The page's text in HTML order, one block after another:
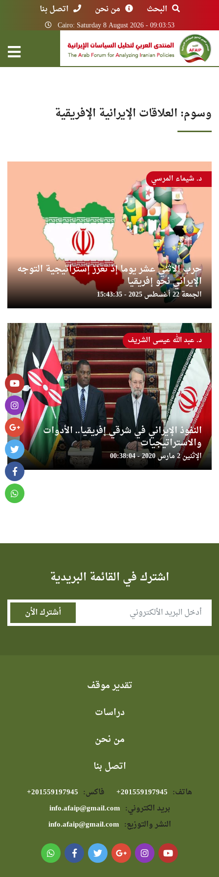
البحث من نحن اتصل بنا
Cairo: Saturday 8 August 2026 - 09:03:53
وسوم: العلاقات الإيرانية الإفريقية
حرب الاثني عشر يوما إذ تعزز إستراتيجية التوجه
الإيراني نحو إفريقيا
الجمعة 22 أغسطس 2025 - 15:43:35
د. شيماء المرسي
النفوذ الإيراني في شرقي إفريقيا.. الأدوات
والاستراتيجيات
الإثنين 2 مارس 2020 - 00:38:04
د. عبد الله عيسى الشريف
اشترك في القائمة البريدية
تقدير موقف
دراسات
من نحن
اتصل بنا
هاتف: فاكس:
بريد الكتروني: info.afaip@gmail.com
النشر والتوزيع: info.afaip@gmail.com